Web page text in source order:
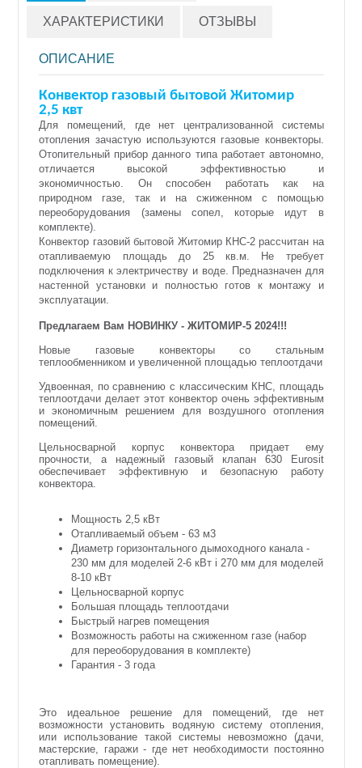
ХАРАКТЕРИСТИКИ ОТЗЫВЫ
ОПИСАНИЕ
Конвектор газовый бытовой Житомир
2,5 квт
Для помещений, где нет централизованной системы
отопления зачастую используются газовые конвекторы.
Отопительный прибор данного типа работает автономно,
отличается высокой эффективностью и
экономичностью. Он способен работать как на
природном газе, так и на сжиженном с помощью
переоборудования (замены сопел, которые идут в
комплекте).
Конвектор газовий бытовой Житомир КНС-2 рассчитан на
отапливаемую площадь до 25 кв.м. Не требует
подключения к электричеству и воде. Предназначен для
настенной установки и полностью готов к монтажу и
эксплуатации.
Предлагаем Вам НОВИНКУ - ЖИТОМИР-5 2024!!!
Новые газовые конвекторы со стальным
теплообменником и увеличенной площадью теплоотдачи
Удвоенная, по сравнению с классическим КНС, площадь
теплоотдачи делает этот конвектор очень эффективным
и экономичным решением для воздушного отопления
помещений.
Цельносварной корпус конвектора придает ему
прочности, а надежный газовый клапан 630 Eurosit
обеспечивает эффективную и безопасную работу
конвектора.
Мощность 2,5 кВт
Отапливаемый объем - 63 м3
Диаметр горизонтального дымоходного канала -
230 мм для моделей 2-6 кВт і 270 мм для моделей
8-10 кВт
Цельносварной корпус
Большая площадь теплоотдачи
Быстрый нагрев помещения
Возможность работы на сжиженном газе (набор
для переоборудования в комплекте)
Гарантия - 3 года
Это идеальное решение для помещений, где нет
возможности установить водяную систему отопления,
или использование такой системы невозможно (дачи,
мастерские, гаражи - где нет необходимости постоянно
отапливать помещение).